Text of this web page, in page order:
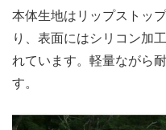
本体生地はリップストッ
り、表面にはシリコン加
れています。軽量ながら
す。